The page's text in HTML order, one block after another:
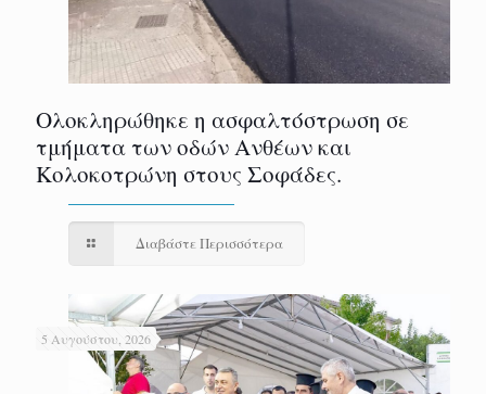
Ολοκληρώθηκε η ασφαλτόστρωση σε
τμήματα των οδών Ανθέων και
Κολοκοτρώνη στους Σοφάδες.
Διαβάστε Περισσότερα
5 Αυγούστου, 2026